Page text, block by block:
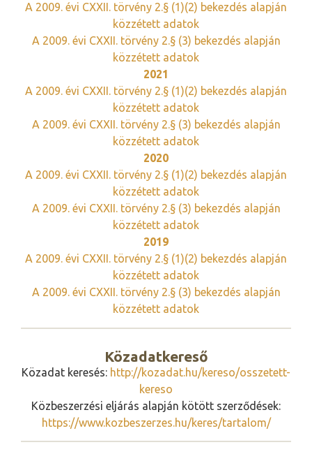
A 2009. évi CXXII. törvény 2.§ (1)(2) bekezdés alapján
közzétett adatok
A 2009. évi CXXII. törvény 2.§ (3) bekezdés alapján
közzétett adatok
2021
A 2009. évi CXXII. törvény 2.§ (1)(2) bekezdés alapján
közzétett adatok
A 2009. évi CXXII. törvény 2.§ (3) bekezdés alapján
közzétett adatok
2020
A 2009. évi CXXII. törvény 2.§ (1)(2) bekezdés alapján
közzétett adatok
A 2009. évi CXXII. törvény 2.§ (3) bekezdés alapján
közzétett adatok
2019
A 2009. évi CXXII. törvény 2.§ (1)(2) bekezdés alapján
közzétett adatok
A 2009. évi CXXII. törvény 2.§ (3) bekezdés alapján
közzétett adatok
Közadatkereső
Közadat keresés: http://kozadat.hu/kereso/osszetett-
kereso
Közbeszerzési eljárás alapján kötött szerződések:
https://www.kozbeszerzes.hu/keres/tartalom/